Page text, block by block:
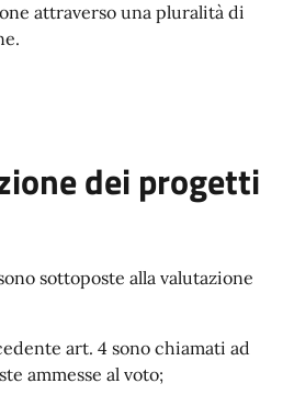
attraverso una pluralità di
dei progetti
sottoposte alla valutazione
art. 4 sono chiamati ad
ammesse al voto;